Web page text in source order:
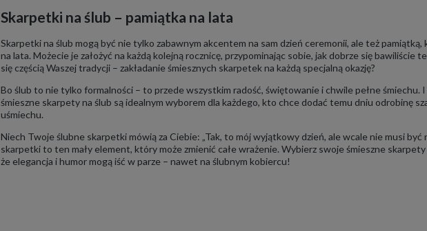
Skarpetki na ślub – pamiątka na lata
Skarpetki na ślub mogą być nie tylko zabawnym akcentem na sam dzień ceremonii, ale też pamiątką,
na lata. Możecie je założyć na każdą kolejną rocznicę, przypominając sobie, jak dobrze się bawiliście
się częścią Waszej tradycji – zakładanie śmiesznych skarpetek na każdą specjalną okazję?
Bo ślub to nie tylko formalności – to przede wszystkim radość, świętowanie i chwile pełne śmiechu.
śmieszne skarpety na ślub są idealnym wyborem dla każdego, kto chce dodać temu dniu odrobinę
uśmiechu.
Niech Twoje ślubne skarpetki mówią za Ciebie: „Tak, to mój wyjątkowy dzień, ale wcale nie musi być
skarpetki to ten mały element, który może zmienić całe wrażenie. Wybierz swoje śmieszne skarpety
że elegancja i humor mogą iść w parze – nawet na ślubnym kobiercu!